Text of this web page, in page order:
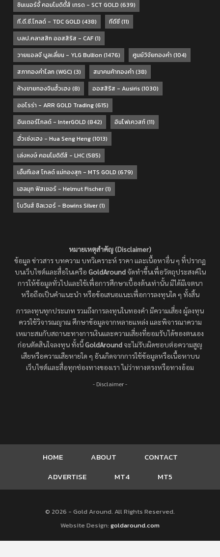
ซินเนอร์จี้ คอมโมดิตี้ส์ เทรด - SCT GOLD (639)
ที.ดี.ซี.โกลด์ - TDC GOLD (438) ทีดีซี(11)
บลป.คลาสสิก ออสสิริส - CAF(1)
วายแอลจี บูลเลี่ยน - YLG Bullion (1476) ศูนย์วิจัยทองคำ (104)
สภาทองคำโลก (WGC) (3) สมาคมค้าทองคำ (38)
ห้างขายทองจินฮั้วเฮง (8) ออสสิริส - Ausiris(1030)
ออโรร่า - ARR GOLD Trading(615)
อินเตอร์โกลด์ - InterGOLD (842) อินโฟเควสท์(11)
ฮั่วเซ่งเฮง - Hua Seng Heng(1013)
เล่งหงษ์ คอมโมดิตีส์ - LHC(585)
เอ็มทีเอส โกลด์ แม่ทองสุก - MTS GOLD (679)
เฮลมุท ฟิสเชอร์ - Helmut Fischer(1)
โบวินส์ ซิลเวอร์ - Bowins Silver(1)
หมายเหตุสำคัญ (Disclaimer)
ข้อมูล ข่าวสาร บทความ บทวิเคราะห์ ราคา และเนื้อหาอื่น ๆ ที่ปรากฏ
บนเว็บไซต์และสื่อในเครือ GoldAroundจัดทำขึ้นเพื่อวัตถุประสงค์ใน
การให้ข้อมูลทั่วไปและใช้เพื่อการศึกษาเบื้องต้นเท่านั้น มิได้มีเจตนา
หรือถือเป็นคำแนะนำ หรือข้อเสนอแนะเพื่อการลงทุนใด ๆ ทั้งสิ้น
การลงทุนทุกประเภท รวมถึงการลงทุนในทองคำ มีความเสี่ยง ผู้ลงทุน
ควรใช้วิจารณญาณ ศึกษาข้อมูลจากหลายแหล่ง และพิจารณาความ
เหมาะสมกับสถานะทางการเงินและความเสี่ยงที่ยอมรับได้ของตนเอง
ก่อนตัดสินใจลงทุน ทั้งนี้GoldAround จะไม่รับผิดชอบต่อความสูญ
เสียหรือความเสียหายใด ๆ อันเกิดจากการใช้ข้อมูลหรือเนื้อหาบน
เว็บไซต์และสื่อทุกช่องทางของเรา ไม่ว่าทางตรงหรือทางอ้อม
- Disclaimer -
HOME ABOUT
CONTACT
ADVERTISE
MT4 MT5
© 2026 - Gold Around. All Rights Reserved.
Website Design: goldaround.com